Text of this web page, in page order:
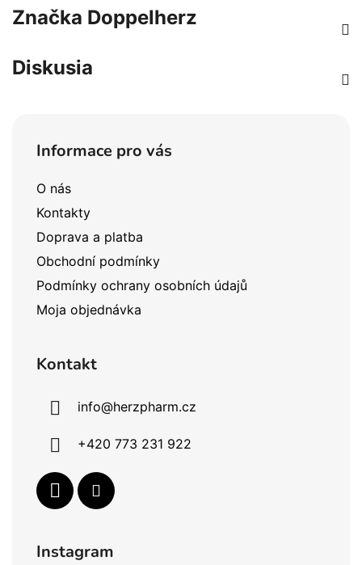
Značka Doppelherz
Diskusia
Informace pro vás
O nás
Kontakty
Doprava a platba
Obchodní podmínky
Podmínky ochrany osobních údajů
Moja objednávka
Kontakt
info@herzpharm.cz
+420 773 231 922
Instagram